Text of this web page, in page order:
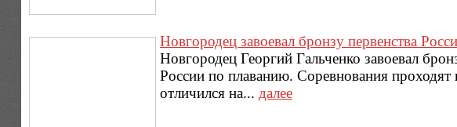
Новгородец завоевал бронзу первенства
Новгородец Георгий Гальченко завоевал
России по плаванию. Соревнования
отличился на... далее